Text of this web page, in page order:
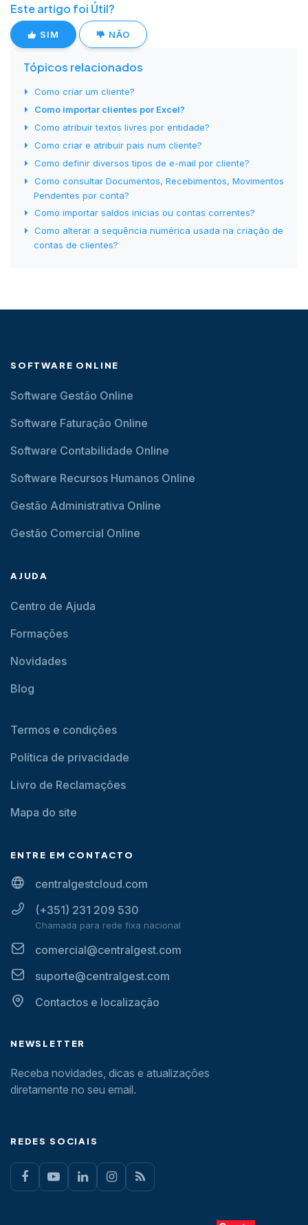
Tópicos relacionados
Como criar um cliente?
Como importar clientes por Excel?
Como atribuir textos livres por entidade?
Como criar e atribuir pais num cliente?
Como definir diversos tipos de e-mail por cliente?
Como consultar Documentos, Recebimentos, Movimentos
Pendentes por conta?
Como importar saldos inicias ou contas correntes?
Como alterar a sequência numérica usada na criação de
contas de clientes?
Este artigo foi Útil?
SIM NÃO
SOFTWARE ONLINE
Software Gestão Online
Software Faturação Online
Software Contabilidade Online
Software Recursos Humanos Online
Gestão Administrativa Online
Gestão Comercial Online
AJUDA
Centro de Ajuda
Formações
Novidades
Blog
Termos e condições
Política de privacidade
Livro de Reclamações
Mapa do site
ENTRE EM CONTACTO
centralgestcloud.com
(+351) 231 209 530
Chamada para rede fixa nacional
comercial@centralgest.com
suporte@centralgest.com
Contactos e localização
NEWSLETTER
Receba novidades, dicas e atualizações
diretamente no seu email.
REDES SOCIAIS